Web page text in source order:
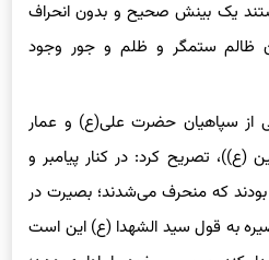
ظالم ستمگر و ظلم و جور وجود
از سپاهیان حضرت علی(ع) و عمار
(ع))، تصریح کرد: در کنار پیامبر و
که منحرف می‌شدند؛ بصیرت در
به قول سید الشهدا (ع) این است
کند و مسیر خود را ادامه دهد؛